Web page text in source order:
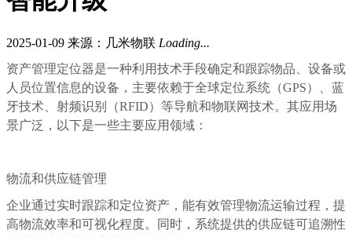
2025-01-09 来源：几米物联 Loading...
资产管理定位器是一种利用技术手段确定和跟踪物品、设备或
人员位置信息的设备，主要依赖于全球定位系统（GPS）、蓝
牙技术、射频识别（RFID）等导航和物联网技术。其应用场
景广泛，以下是一些主要应用领域：
物流和供应链管理
企业通过实时跟踪和定位资产，能有效管理物流运输过程，提
高物流效率和可视化程度。同时，系统提供的供应链可追溯性